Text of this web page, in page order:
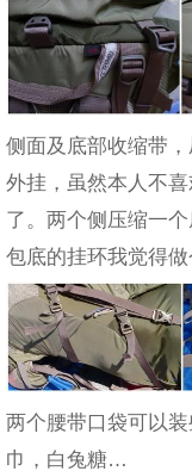
侧面及底部收缩带
外挂，虽然本人不
了。两个侧压缩一
包底的挂环我觉得
两个腰带口袋可以
巾，白兔糖…